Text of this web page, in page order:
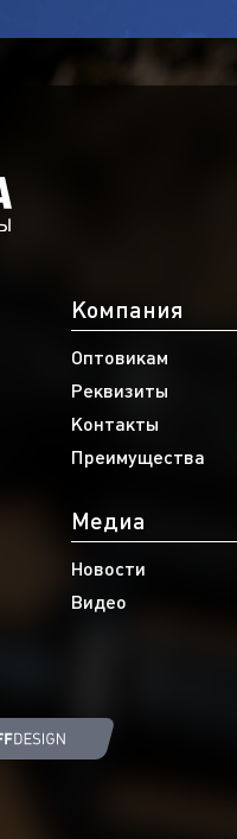
Компания
Оптовикам
Реквизиты
Контакты
Преимущества
Медиа
Новости
Видео